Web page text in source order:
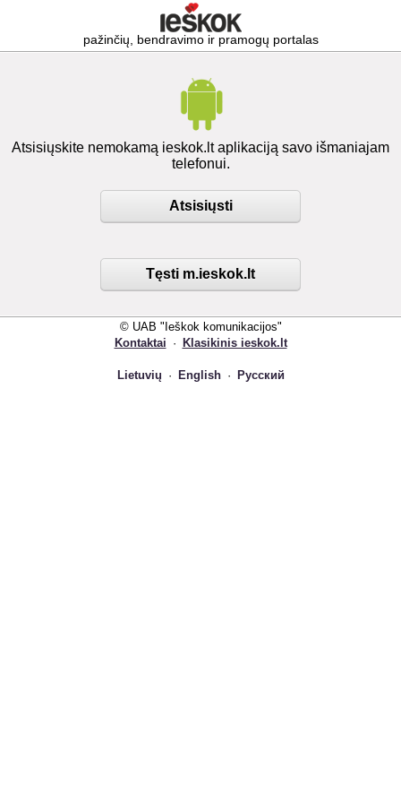
pažinčių, bendravimo ir pramogų portalas
Atsisiųskite nemokamą ieskok.lt aplikaciją savo išmaniajam
telefonui.
Atsisiųsti
Tęsti m.ieskok.lt
© UAB "Ieškok komunikacijos"
Kontaktai · Klasikinis ieskok.lt
Lietuvių · English · Русский